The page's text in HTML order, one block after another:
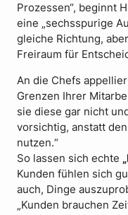
Prozessen“, beginnt
eine „sechsspurige
gleiche Richtung,
Freiraum für
An die Chefs
Grenzen Ihrer
sie diese gar nicht
vorsichtig, anstatt
nutzen.“
So lassen sich echte
Kunden fühlen sich
auch, Dinge
„Kunden brauchen